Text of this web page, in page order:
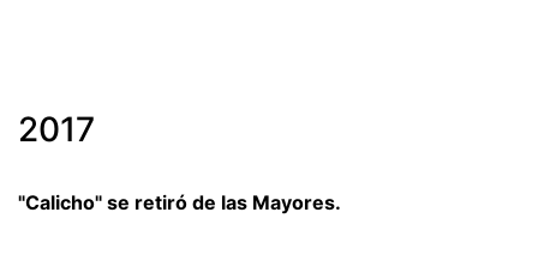
2017
"Calicho" se retiró de las Mayores.